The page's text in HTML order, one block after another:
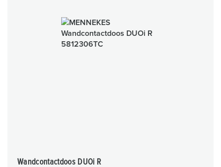
Wandcontactdoos DUOi R